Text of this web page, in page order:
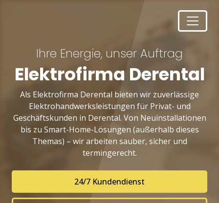
Ihre Energie, unser Auftrag
Elektrofirma Derental
Als Elektrofirma Derental bieten wir zuverlässige
Elektrohandwerksleistungen für Privat- und
Geschäftskunden in Derental. Von Neuinstallationen
bis zu Smart-Home-Lösungen (außerhalb dieses
Themas) – wir arbeiten sauber, sicher und
termingerecht.
24/7 Kundendienst